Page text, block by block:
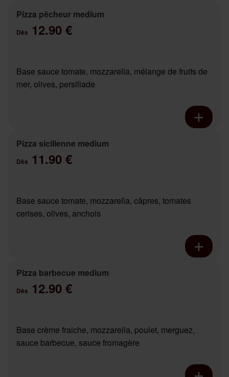
Pizza pêcheur medium
Dès 12.90 €
Base sauce tomate, mozzarella, mélange de fruits de
mer, olives, persillade
Pizza sicilienne medium
Dès 11.90 €
Base sauce tomate, mozzarella, câpres, tomates
cerises, olives, anchois
Pizza barbecue medium
Dès 12.90 €
Base crème fraiche, mozzarella, poulet, merguez,
sauce barbecue, sauce fromagère